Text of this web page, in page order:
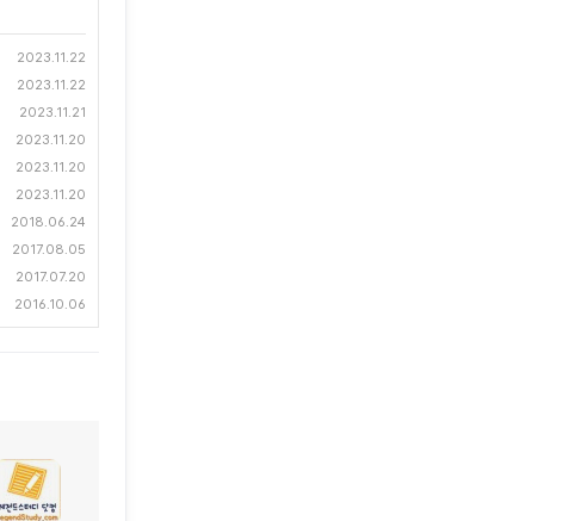
2023.11.22
2023.11.22
2023.11.21
2023.11.20
2023.11.20
2023.11.20
2018.06.24
2017.08.05
2017.07.20
2016.10.06